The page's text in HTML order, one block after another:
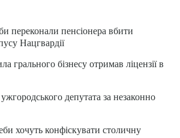
переконали пенсіонера вбити
Нацгвардії
грального бізнесу отримав ліцензії в
депутата за незаконно
хочуть конфіскувати столичну